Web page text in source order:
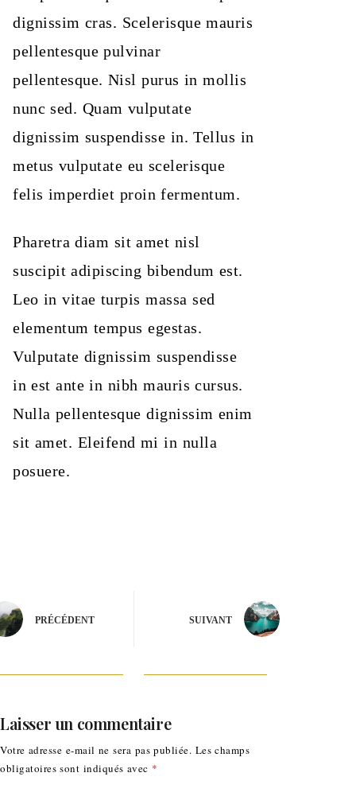
dignissim cras. Scelerisque mauris
pellentesque pulvinar
pellentesque. Nisl purus in mollis
nunc sed. Quam vulputate
dignissim suspendisse in. Tellus in
metus vulputate eu scelerisque
felis imperdiet proin fermentum.
Pharetra diam sit amet nisl
suscipit adipiscing bibendum est.
Leo in vitae turpis massa sed
elementum tempus egestas.
Vulputate dignissim suspendisse
in est ante in nibh mauris cursus.
Nulla pellentesque dignissim enim
sit amet. Eleifend mi in nulla
posuere.
PRÉCÉDENT SUIVANT
Laisser un commentaire
Votre adresse e-mail ne sera pas publiée. Les champs
obligatoires sont indiqués avec *